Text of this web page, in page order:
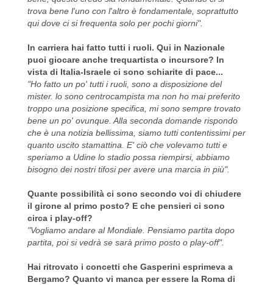
trova bene l'uno con l'altro è fondamentale, soprattutto
qui dove ci si frequenta solo per pochi giorni".
In carriera hai fatto tutti i ruoli. Qui in Nazionale
puoi giocare anche trequartista o incursore? In
vista di Italia-Israele ci sono schiarite di pace...
"Ho fatto un po' tutti i ruoli, sono a disposizione del
mister. lo sono centrocampista ma non ho mai preferito
troppo una posizione specifica, mi sono sempre trovato
bene un po' ovunque. Alla seconda domande rispondo
che è una notizia bellissima, siamo tutti contentissimi per
quanto uscito stamattina. E' ciò che volevamo tutti e
speriamo a Udine lo stadio possa riempirsi, abbiamo
bisogno dei nostri tifosi per avere una marcia in più".
Quante possibilità ci sono secondo voi di chiudere
il girone al primo posto? E che pensieri ci sono
circa i play-off?
"Vogliamo andare al Mondiale. Pensiamo partita dopo
partita, poi si vedrà se sarà primo posto o play-off".
Hai ritrovato i concetti che Gasperini esprimeva a
Bergamo? Quanto vi manca per essere la Roma di